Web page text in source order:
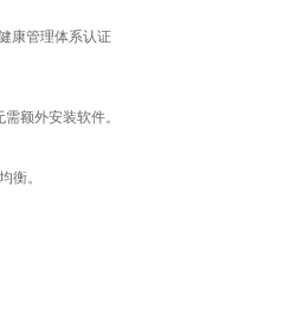
康管理体系认证
额外安装软件。
衡。